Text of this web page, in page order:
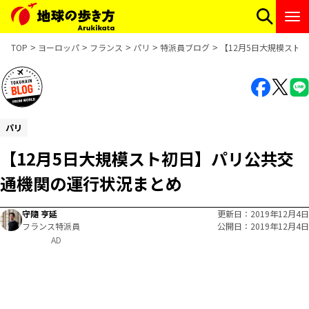
TOP ヨーロッパ フランス パリ 特派員ブログ 【12月5日大規模スト
パリ
【12月5日大規模スト初日】パリ公共交
通機関の運行状況まとめ
守隨 亨延
フランス特派員
更新日
2019年12月4日
公開日
2019年12月4日
AD